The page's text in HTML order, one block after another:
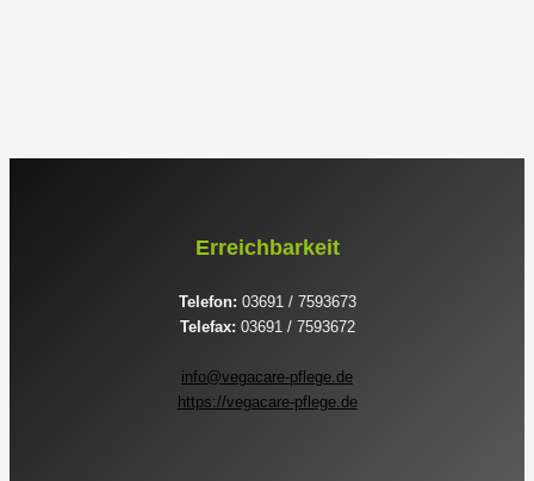
Erreichbarkeit
Telefon: 03691 / 7593673
Telefax: 03691 / 7593672
info@vegacare-pflege.de
https://vegacare-pflege.de